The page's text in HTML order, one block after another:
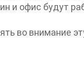
и офис будут
во внимание